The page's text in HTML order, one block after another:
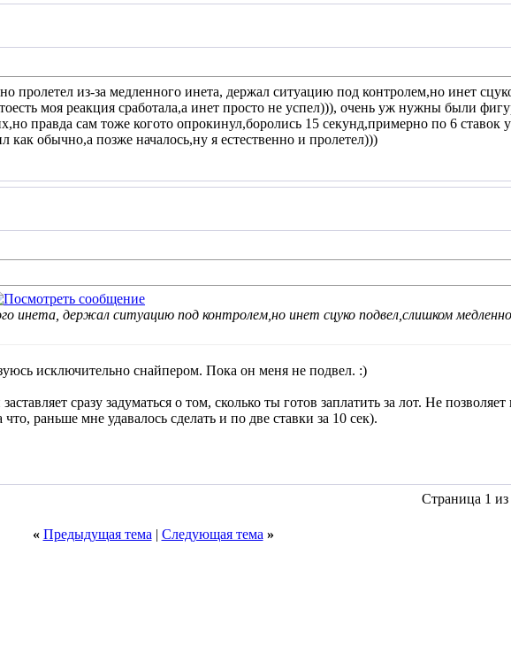
пролетел из-за медленного инета, держал ситуацию под контролем,но инет
моя реакция сработала,а инет просто не успел))), очень уж нужны были
правда сам тоже когото опрокинул,боролись 15 секунд,примерно по 6 ставок
как обычно,а позже началось,ну я естественно и пролетел)))
инета, держал ситуацию под контролем,но инет сцуко подвел,слишком
исключительно снайпером. Пока он меня не подвел. :)
сразу задуматься о том, сколько ты готов заплатить за лот. Не позволяет
раньше мне удавалось сделать и по две ставки за 10 сек).
Страница 1 из
« Предыдущая тема | Следующая тема »